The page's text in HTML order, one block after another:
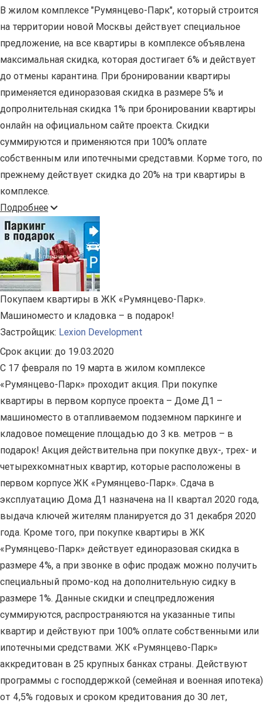
В жилом комплексе "Румянцево-Парк", который строится
на территории новой Москвы действует специальное
предложение, на все квартиры в комплексе объявлена
максимальная скидка, которая достигает 6% и действует
до отмены карантина. При бронировании квартиры
применяется единоразовая скидка в размере 5% и
допролнительная скидка 1% при бронировании квартиры
онлайн на официальном сайте проекта. Скидки
суммируются и применяются при 100% оплате
собственным или ипотечными средставми. Корме того, по
прежнему действует скидка до 20% на три квартиры в
комплексе.
Подробнее
Покупаем квартиры в ЖК «Румянцево-Парк».
Машиноместо и кладовка – в подарок!
Застройщик: Lexion Development
Срок акции: до 19.03.2020
С 17 февраля по 19 марта в жилом комплексе
«Румянцево-Парк» проходит акция. При покупке
квартиры в первом корпусе проекта – Доме Д1 –
машиноместо в отапливаемом подземном паркинге и
кладовое помещение площадью до 3 кв. метров – в
подарок! Акция действительна при покупке двух-, трех- и
четырехкомнатных квартир, которые расположены в
первом корпусе ЖК «Румянцево-Парк». Сдача в
эксплуатацию Дома Д1 назначена на II квартал 2020 года,
выдача ключей жителям планируется до 31 декабря 2020
года. Кроме того, при покупке квартиры в ЖК
«Румянцево-Парк» действует единоразовая скидка в
размере 4%, а при звонке в офис продаж можно получить
специальный промо-код на дополнительную сидку в
размере 1%. Данные скидки и спецпредложения
суммируются, распространяются на указанные типы
квартир и действуют при 100% оплате собственными или
ипотечными средствами. ЖК «Румянцево-Парк»
аккредитован в 25 крупных банках страны. Действуют
программы с господдержкой (семейная и военная ипотека)
от 4,5% годовых и сроком кредитования до 30 лет,